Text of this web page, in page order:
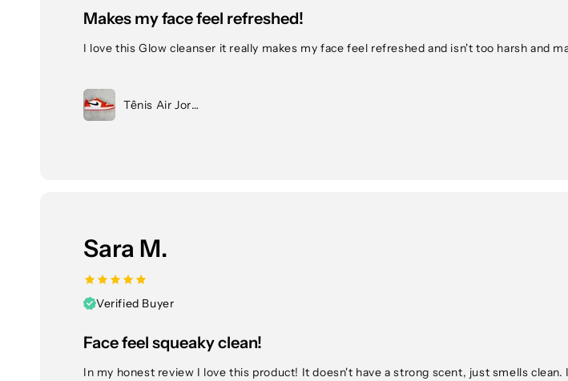
Makes my face feel refreshed!
I love this Glow cleanser it really makes my face feel refreshed and isn't too harsh and
Tênis Air Jordan 1 Low
Sara M.
Verified Buyer
Face feel squeaky clean!
In my honest review I love this product! It doesn't have a strong scent, just smells